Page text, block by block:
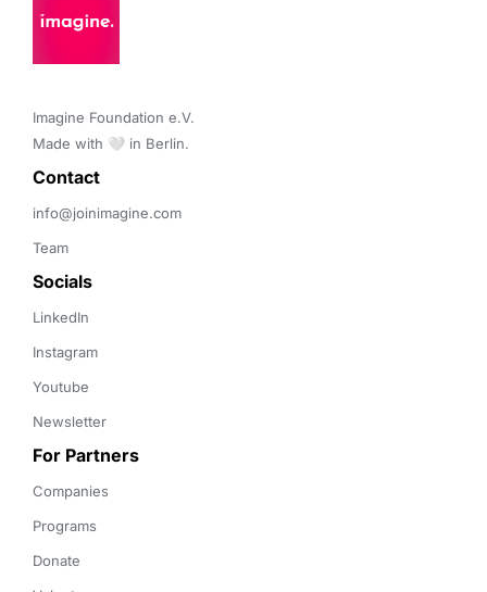
Imagine Foundation e.V.
Made with 🤍 in Berlin.
Contact
info@joinimagine.com
Team
Socials
LinkedIn
Instagram
Youtube
Newsletter
For Partners
Companies
Programs
Donate